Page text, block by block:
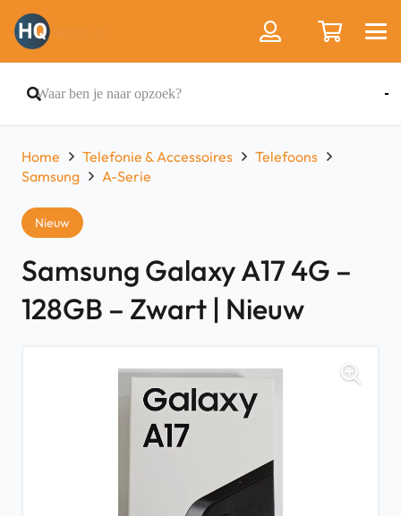
Home Telefonie & Accessoires
Telefoons
Samsung
A-Serie
Nieuw
Samsung Galaxy A17 4G –
128GB – Zwart | Nieuw